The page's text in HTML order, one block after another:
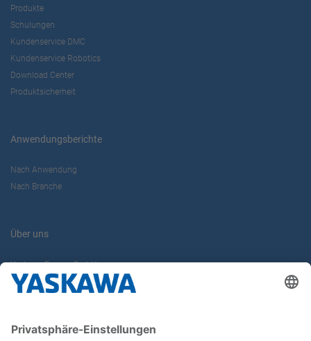
Produkte
Schulungen
Kundenservice DMC
Kundenservice Robotics
Download Center
Produktsicherheit
Anwendungsberichte
Nach Anwendung
Nach Branche
Über uns
Yaskawa Europe GmbH
Karriere
Newsletter